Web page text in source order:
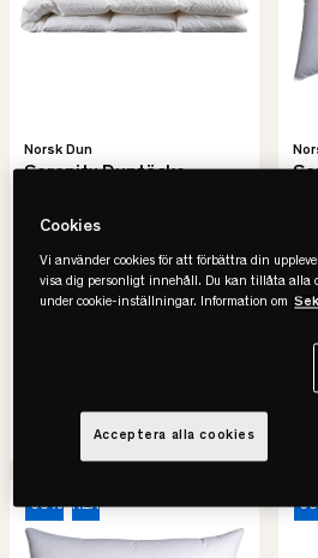
Norsk Dun
Serenity Duntäcke -
• 90% Anddun
• Flera värmegrader
1.499 kr
SE VARIANTER
•
-50% REA -
Cookies
Vi använder cookies för att förbättra din
visa dig personligt innehåll. Du kan tillåta alla
under cookie-inställningar. Information om
Acceptera alla cookies